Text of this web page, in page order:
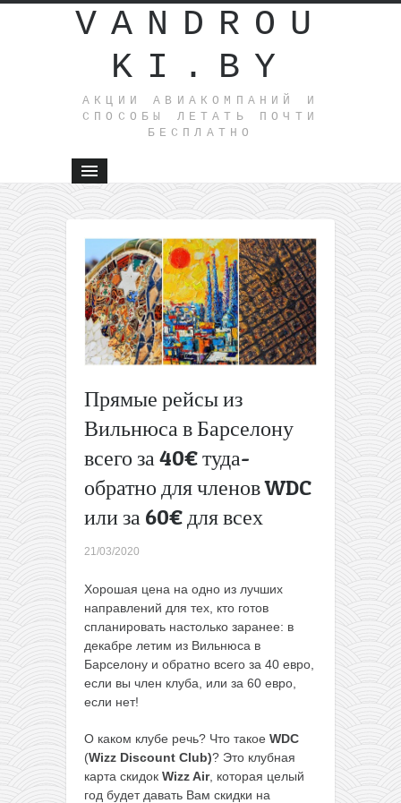
VANDROU
KI.BY
АКЦИИ АВИАКОМПАНИЙ И
СПОСОБЫ ЛЕТАТЬ ПОЧТИ
БЕСПЛАТНО
Прямые рейсы из
Вильнюса в Барселону
всего за 40€ туда-
обратно для членов WDC
или за 60€ для всех
21/03/2020
Хорошая цена на одно из лучших
направлений для тех, кто готов
спланировать настолько заранее: в
декабре летим из Вильнюса в
Барселону и обратно всего за 40 евро,
если вы член клуба, или за 60 евро,
если нет!
О каком клубе речь? Что такое WDC
(Wizz Discount Club)? Это клубная
карта скидок Wizz Air, которая целый
год будет давать Вам скидки на
Лето:
прямые
рейсы из
Варшавы
всего за
27€ туда-
или еще
дешевле
отдых на
из Минска
человека